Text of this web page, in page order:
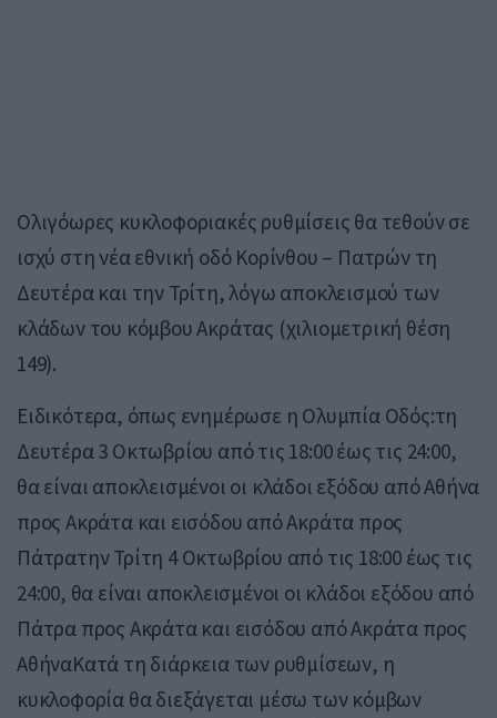
Ολιγόωρες κυκλοφοριακές ρυθμίσεις θα τεθούν σε
ισχύ στη νέα εθνική οδό Κορίνθου – Πατρών τη
Δευτέρα και την Τρίτη, λόγω αποκλεισμού των
κλάδων του κόμβου Ακράτας (χιλιομετρική θέση
149).
Ειδικότερα, όπως ενημέρωσε η Ολυμπία Οδός:τη
Δευτέρα 3 Οκτωβρίου από τις 18:00 έως τις 24:00,
θα είναι αποκλεισμένοι οι κλάδοι εξόδου από Αθήνα
προς Ακράτα και εισόδου από Ακράτα προς
Πάτρατην Τρίτη 4 Οκτωβρίου από τις 18:00 έως τις
24:00, θα είναι αποκλεισμένοι οι κλάδοι εξόδου από
Πάτρα προς Ακράτα και εισόδου από Ακράτα προς
ΑθήναΚατά τη διάρκεια των ρυθμίσεων, η
κυκλοφορία θα διεξάγεται μέσω των κόμβων